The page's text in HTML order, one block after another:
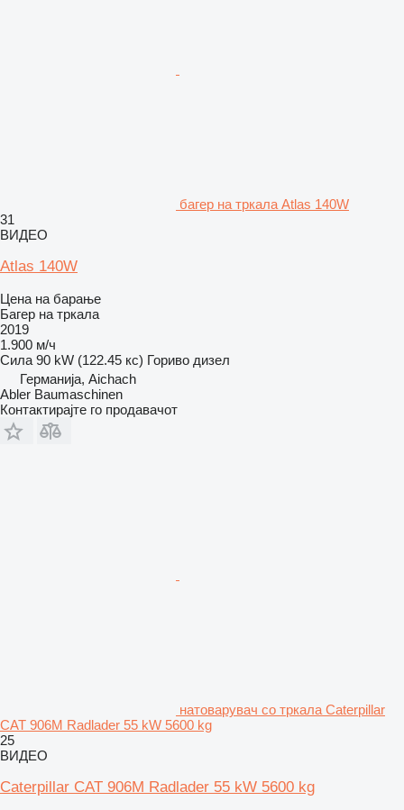
багер на тркала Atlas 140W
31
ВИДЕО
Atlas 140W
Цена на барање
Багер на тркала
2019
1.900 м/ч
Сила 90 kW (122.45 кс) Гориво дизел
Германија, Aichach
Abler Baumaschinen
Контактирајте го продавачот
натоварувач со тркала Caterpillar
CAT 906M Radlader 55 kW 5600 kg
25
ВИДЕО
Caterpillar CAT 906M Radlader 55 kW 5600 kg